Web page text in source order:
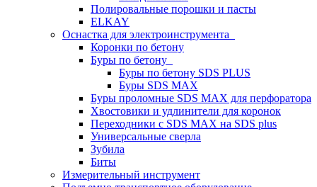
Полировальные порошки и пасты
ELKAY
Оснастка для электроинструмента
Коронки по бетону
Буры по бетону
Буры по бетону SDS PLUS
Буры SDS MAX
Буры проломные SDS MAX для перфоратора
Хвостовики и удлинители для коронок
Переходники с SDS MAX на SDS plus
Универсальные сверла
Зубила
Биты
Измерительный инструмент